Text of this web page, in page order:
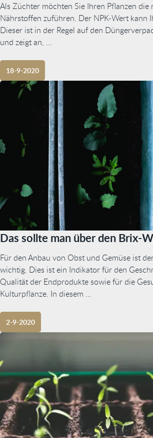
Als Züchter möchten Sie Ihren Pflanzen die
Nährstoffen zuführen. Der NPK-Wert kann
Dieser ist in der Regel auf den
und zeigt an, ...
18-9-2020
Das sollte man über den Brix-
Für den Anbau von Obst und Gemüse ist
wichtig. Dies ist ein Indikator für den
Qualität der Endprodukte sowie für die
Kulturpflanze. In diesem ...
2-9-2020